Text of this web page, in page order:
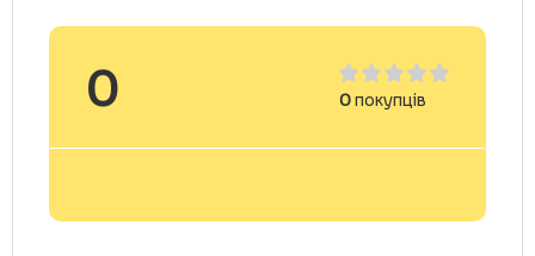
0 0покупців